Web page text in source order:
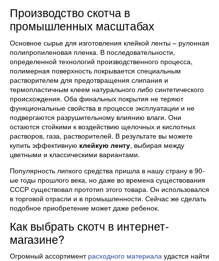
Производство скотча в
промышленных масштабах
Основное сырье для изготовления клейкой ленты – рулонная
полипропиленовая пленка. В последовательности,
определенной технологий производственного процесса,
полимерная поверхность покрывается специальным
растворителем для предотвращения слипания и
термопластичным клеем натурального либо синтетического
происхождения. Оба финальных покрытия не теряют
функциональные свойства в процессе эксплуатации и не
подвергаются разрушительному влиянию влаги. Они
остаются стойкими к воздействию щелочных и кислотных
растворов, газа, растворителей. В результате вы можете
купить эффективную клейкую ленту, выбирая между
цветными и классическими вариантами.
Популярность липкого средства пришла в нашу страну в 90-
ые годы прошлого века, но даже во времена существования
СССР существовал прототип этого товара. Он использовался
в торговой отрасли и в промышленности. Сейчас же сделать
подобное приобретение может даже ребенок.
Как выбрать скотч в интернет-
магазине?
Огромный ассортимент расходного материала удастся найти